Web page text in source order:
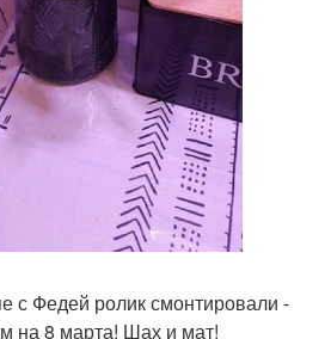
с Федей ролик смонтировали -
на 8 марта! Шах и мат!